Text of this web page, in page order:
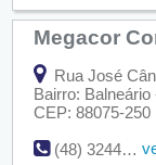
Megacor
Rua José
Bairro:
CEP: 88075-250
(48) 3244-1482